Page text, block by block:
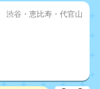
渋谷・恵比寿・代官山